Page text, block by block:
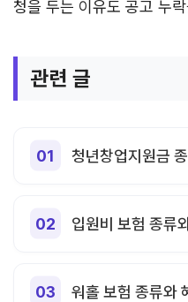
청을 두는 이유도 공고 누
관련 글
청년창업지원금
입원비 보험 종류
워홀 보험 종류와